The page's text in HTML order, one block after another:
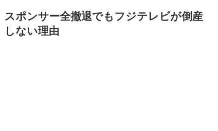
スポンサー全撤退でもフジテレビが倒産
しない理由